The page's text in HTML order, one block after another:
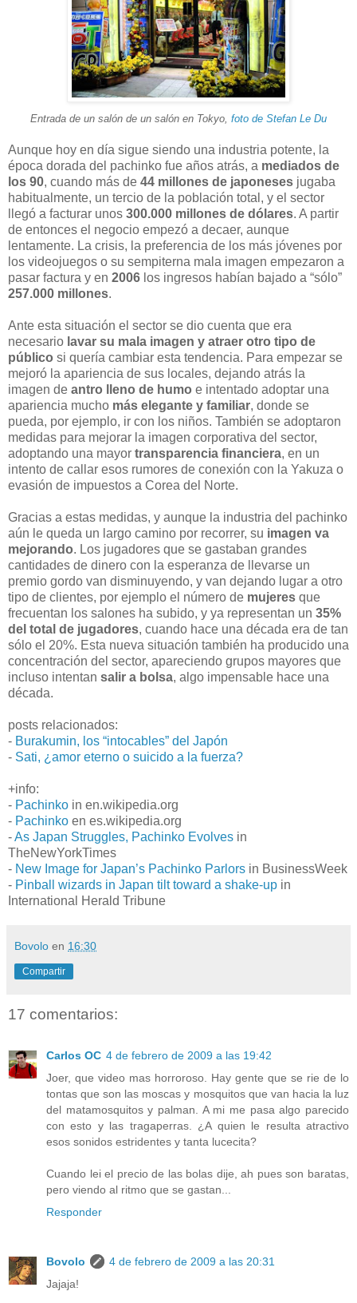
Entrada de un salón de un salón en Tokyo, foto de Stefan Le Du
Aunque hoy en día sigue siendo una industria potente, la
época dorada del pachinko fue años atrás, a mediados de
los 90, cuando más de 44 millones de japoneses jugaba
habitualmente, un tercio de la población total, y el sector
llegó a facturar unos 300.000 millones de dólares. A partir
de entonces el negocio empezó a decaer, aunque
lentamente. La crisis, la preferencia de los más jóvenes por
los videojuegos o su sempiterna mala imagen empezaron a
pasar factura y en 2006 los ingresos habían bajado a “sólo”
257.000 millones.
Ante esta situación el sector se dio cuenta que era
necesario lavar su mala imagen y atraer otro tipo de
público si quería cambiar esta tendencia. Para empezar se
mejoró la apariencia de sus locales, dejando atrás la
imagen de antro lleno de humo e intentado adoptar una
apariencia mucho más elegante y familiar, donde se
pueda, por ejemplo, ir con los niños. También se adoptaron
medidas para mejorar la imagen corporativa del sector,
adoptando una mayor transparencia financiera, en un
intento de callar esos rumores de conexión con la Yakuza o
evasión de impuestos a Corea del Norte.
Gracias a estas medidas, y aunque la industria del pachinko
aún le queda un largo camino por recorrer, su imagen va
mejorando. Los jugadores que se gastaban grandes
cantidades de dinero con la esperanza de llevarse un
premio gordo van disminuyendo, y van dejando lugar a otro
tipo de clientes, por ejemplo el número de mujeres que
frecuentan los salones ha subido, y ya representan un 35%
del total de jugadores, cuando hace una década era de tan
sólo el 20%. Esta nueva situación también ha producido una
concentración del sector, apareciendo grupos mayores que
incluso intentan salir a bolsa, algo impensable hace una
década.
posts relacionados:
- Burakumin, los “intocables” del Japón
- Sati, ¿amor eterno o suicido a la fuerza?
+info:
- Pachinko in en.wikipedia.org
- Pachinko en es.wikipedia.org
-As Japan Struggles, Pachinko Evolves in
TheNewYorkTimes
- New Image for Japan’s Pachinko Parlors in BusinessWeek
- Pinball wizards in Japan tilt toward a shake-up in
International Herald Tribune
Bovolo en 16:30
Compartir
17 comentarios:
Carlos OC 4 de febrero de 2009 a las 19:42
Joer, que video mas horroroso. Hay gente que se rie de lo
tontas que son las moscas y mosquitos que van hacia la luz
del matamosquitos y palman. A mi me pasa algo parecido
con esto y las tragaperras. ¿A quien le resulta atractivo
esos sonidos estridentes y tanta lucecita?
Cuando lei el precio de las bolas dije, ah pues son baratas,
pero viendo al ritmo que se gastan...
Responder
Bovolo
4 de febrero de 2009 a las 20:31
Jajaja!